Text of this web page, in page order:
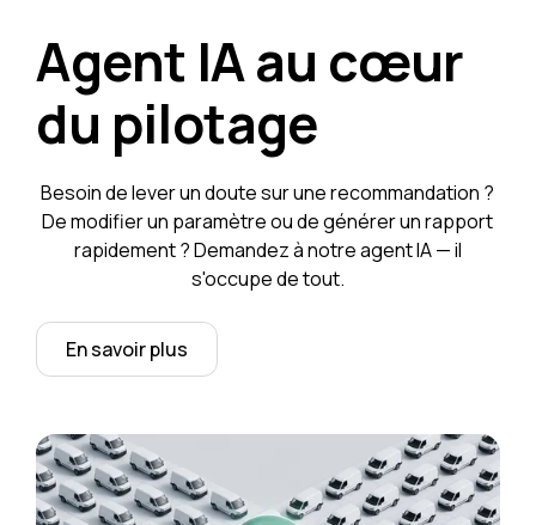
Agent IA au cœur
du pilotage
Besoin de lever un doute sur une recommandation ?
De modifier un paramètre ou de générer un rapport
rapidement ? Demandez à notre agent IA — il
s'occupe de tout.
En savoir plus